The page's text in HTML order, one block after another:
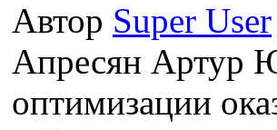
Автор Super User
Апресян Артур
оптимизации